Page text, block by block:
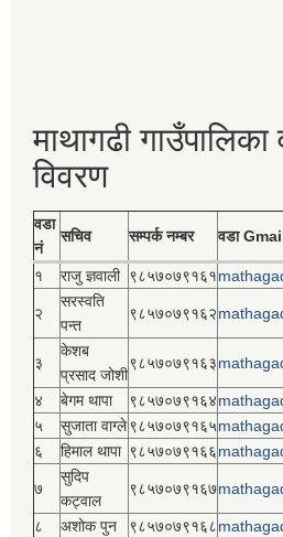
माथागढी
विवरण
वडा
नं
सचिव सम्पर्क नम्बर वडा
१ राजु ज्ञवाली ९८५७०७९१६१
२
सरस्वति
पन्त
९८५७०७९१६२
३
केशब
प्रसाद जोशी
९८५७०७९१६३
४ बेगम थापा ९८५७०७९१६४
५
सुजाता वाग्ले९८५७०७९१६५
६
हिमाल थापा ९८५७०७९१६६
७
सुदिप
कट्वाल
९८५७०७९१६७
८ अशोक पुन ९८५७०७९१६८